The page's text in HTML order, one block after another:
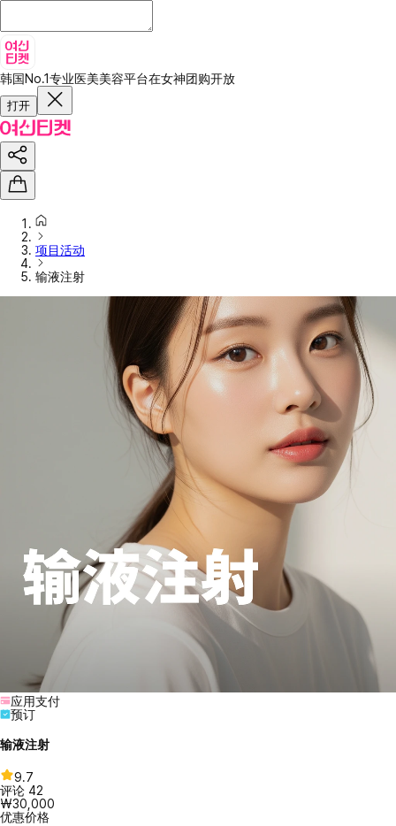
韩国No.1专业医美美容平台在女神团购开放
打开
项目活动
输液注射
应用支付
预订
输液注射
9.7
评论 42
₩30,000
优惠价格